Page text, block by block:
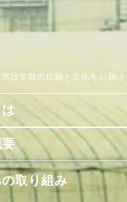
は京都の伝統と文化をお届け
取り組み